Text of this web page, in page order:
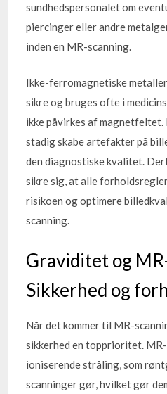
sundhedspersonalet om
piercinger eller andre
inden en MR-scanning.
Ikke-ferromagnetiske
sikre og bruges ofte i
ikke påvirkes af magnetfeltet.
stadig skabe artefakter på
den diagnostiske kvalitet.
sikre sig, at alle
risikoen og optimere
scanning.
Graviditet og
Sikkerhed og
Når det kommer til MR-
sikkerhed en topprioritet.
ioniserende stråling, som
scanninger gør, hvilket gør